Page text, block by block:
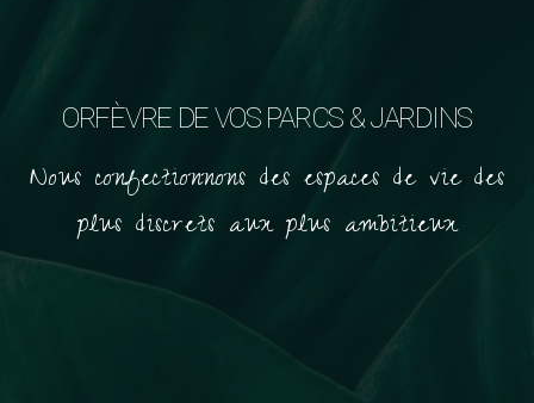
ORFÈVRE DE VOS PARCS & JARDINS
Nous confectionnons des espaces de vie des
plus discrets aux plus ambitieux